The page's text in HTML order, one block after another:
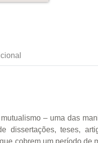
– uma das
dissertações, teses,
cobrem um período